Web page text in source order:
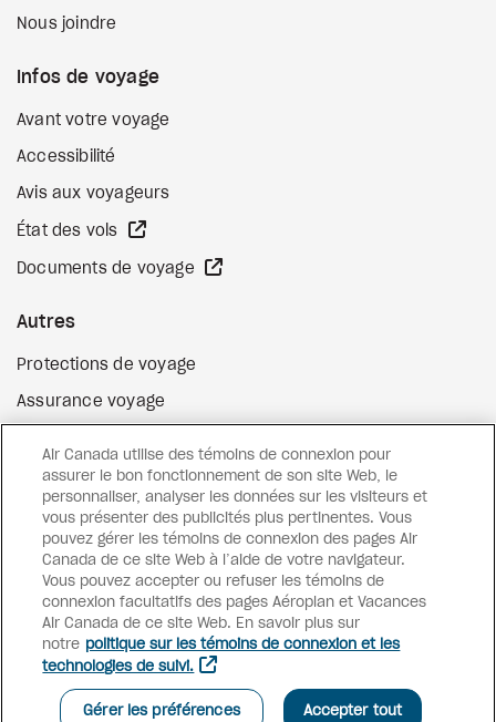
Nous joindre
Infos de voyage
Avant votre voyage
Accessibilité
Avis aux voyageurs
État des vols
Documents de voyage
Autres
Protections de voyage
Assurance voyage
Surclassement de vol
Cartes-cadeaux Site Web externe
FacebookInstagram
Pinterest
©2026Vacances Air Canada
Air Canada utilise des témoins de connexion pour
assurer le bon fonctionnement de son site Web, le
personnaliser, analyser les données sur les visiteurs et
vous présenter des publicités plus pertinentes. Vous
pouvez gérer les témoins de connexion des pages Air
Canada de ce site Web à l’aide de votre navigateur.
Vous pouvez accepter ou refuser les témoins de
connexion facultatifs des pages Aéroplan et Vacances
Air Canada de ce site Web. En savoir plus sur
notre politique sur les témoins de connexion et les
technologies de suivi.
Gérer les préférences Accepter tout